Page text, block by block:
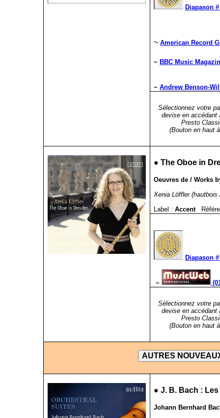
Diapason
~American Record
~ BBC Music
~Andrew Benson-
Sélectionnez votre
devise en accédant
Presto
(Bouton en haut
●The Oboe in
Oeuvres de / Works
Xenia Löffler (hautbois
Label : Accent
Diapason
~
Sélectionnez votre
devise en accédant
Presto
(Bouton en haut
●J. B. Bach :
Johann Bernhard